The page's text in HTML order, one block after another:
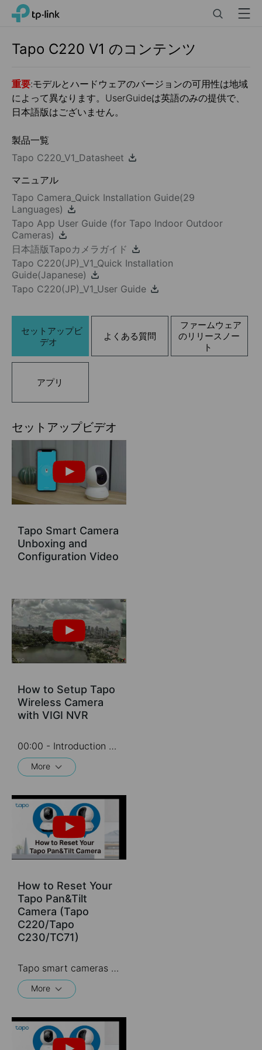
Click
navigation
TP-Link, Reliably Smart Menu
Tapo C220 V1 のコンテンツ
重要:モデルとハードウェアのバージョンの可用性は地域
によって異なります。UserGuideは英語のみの提供で、
日本語版はございません。
製品一覧
Tapo C220_V1_Datasheet
マニュアル
Tapo Camera_Quick Installation Guide(29
Languages)
Tapo App User Guide (for Tapo Indoor Outdoor
Cameras)
日本語版Tapoカメラガイド
Tapo C220(JP)_V1_Quick Installation
Guide(Japanese)
Tapo C220(JP)_V1_User Guide
セットアップビ
デオ
よくある質問
ファームウェア
のリリースノー
ト
アプリ
セットアップビデオ
Tapo Smart Camera
Unboxing and
Configuration Video
How to Setup Tapo
Wireless Camera
with VIGI NVR
00:00 - Introduction 00:08 - Connection Diagram 00:13 - Setting up the Tapo camera ONVIF account 00:37 - Adding the Tapo camera in the VIGI NVR 02:36 - Fix Tapo camera IP address on router 03:00 - Controlling the Tapo camera from the NVR
More
How to Reset Your
Tapo Pan&Tilt
Camera (Tapo
C220/Tapo
C230/TC71)
Tapo smart cameras do much more than traditional cameras. High resolution videos deliver crystal-clear images while smart motion detection and instant notifications make sure you never miss a thing. Two-way audio lets you communicate with your loved ones in real time.
More